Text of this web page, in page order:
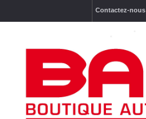
Contactez-nous